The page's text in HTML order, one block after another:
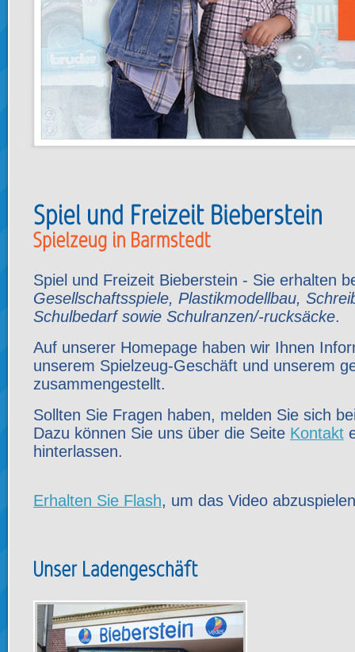
Spiel und Freizeit Bieberstein - Sie erhalten
Gesellschaftsspiele, Plastikmodellbau,
Schulbedarf sowie Schulranzen/-rucksäcke.
Auf unserer Homepage haben wir Ihnen
unserem Spielzeug-Geschäft und unserem
zusammengestellt.
Sollten Sie Fragen haben, melden Sie sich
Dazu können Sie uns über die Seite Kontakt
hinterlassen.
Erhalten Sie Flash, um das Video